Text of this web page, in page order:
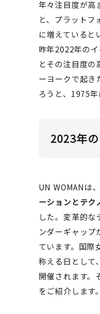
年々注目度が高
と、プラットフ
に増えている
昨年2022年の
とその注目度
ーヨークで起き
ろうと、1975
2023年
UN WOMANは
ーションとテク
した。変革的
ンダーギャッ
ています。国際
称える日として
開催されます。
をご紹介します。